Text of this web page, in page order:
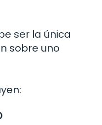
ser la única
sobre uno